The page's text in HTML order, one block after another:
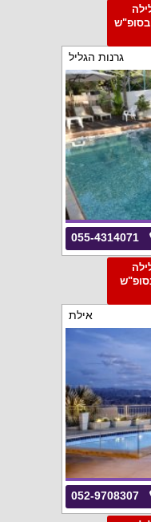
₪ ללילה
בסופ"ש
גרנות הגליל
055-4314071
₪ ללילה
בסופ"ש
אילת
052-9708307